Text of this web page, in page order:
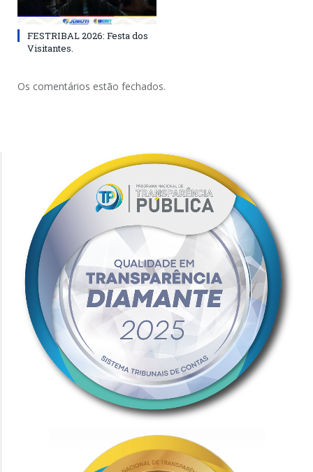
FESTRIBAL 2026: Festa dos
Visitantes.
Os comentários estão fechados.